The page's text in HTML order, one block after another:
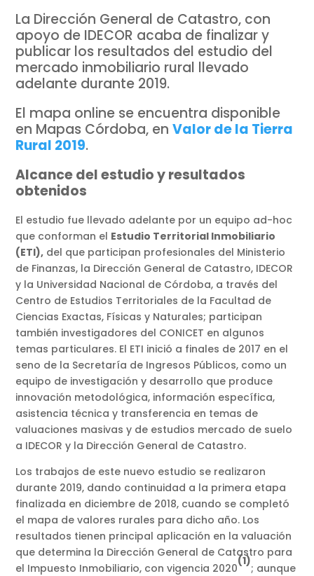
La Dirección General de Catastro, con
apoyo de IDECOR acaba de finalizar y
publicar los resultados del estudio del
mercado inmobiliario rural llevado
adelante durante 2019.
El mapa online se encuentra disponible
en Mapas Córdoba, enValor de la Tierra
Rural 2019.
Alcance del estudio y resultados
obtenidos
El estudio fue llevado adelante por un equipo ad-hoc
que conforman el Estudio Territorial Inmobiliario
(ETI), del que participan profesionales del Ministerio
de Finanzas, la Dirección General de Catastro, IDECOR
y la Universidad Nacional de Córdoba, a través del
Centro de Estudios Territoriales de la Facultad de
Ciencias Exactas, Físicas y Naturales; participan
también investigadores del CONICET en algunos
temas particulares. El ETI inició a finales de 2017 en el
seno de la Secretaría de Ingresos Públicos, como un
equipo de investigación y desarrollo que produce
innovación metodológica, información específica,
asistencia técnica y transferencia en temas de
valuaciones masivas y de estudios mercado de suelo
a IDECOR y la Dirección General de Catastro.
Los trabajos de este nuevo estudio se realizaron
durante 2019, dando continuidad a la primera etapa
finalizada en diciembre de 2018, cuando se completó
el mapa de valores rurales para dicho año. Los
resultados tienen principal aplicación en la valuación
que determina la Dirección General de Catastro para
el Impuesto Inmobiliario, con vigencia 2020
(1)
; aunque